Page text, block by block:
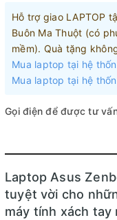
Hỗ trợ giao LAPTOP
Buôn Ma Thuột (có
mềm). Quà tặng
Mua laptop tại hệ
Mua laptop tại hệ
Gọi điện để được tư
Laptop Asus
tuyệt vời cho
máy tính xách tay